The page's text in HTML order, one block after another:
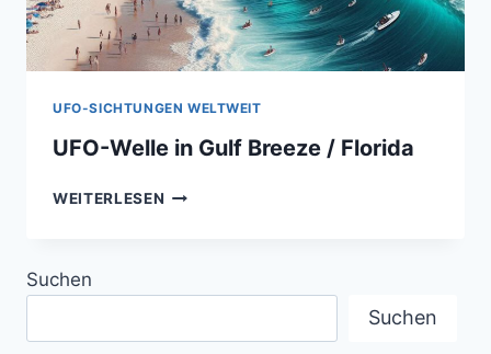
UFO-SICHTUNGEN WELTWEIT
UFO-Welle in Gulf Breeze / Florida
WEITERLESEN UFO-
Suchen
Suchen